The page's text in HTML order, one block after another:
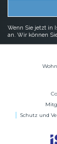
Wenn Sie jetzt in
an. Wir können
Schutz und